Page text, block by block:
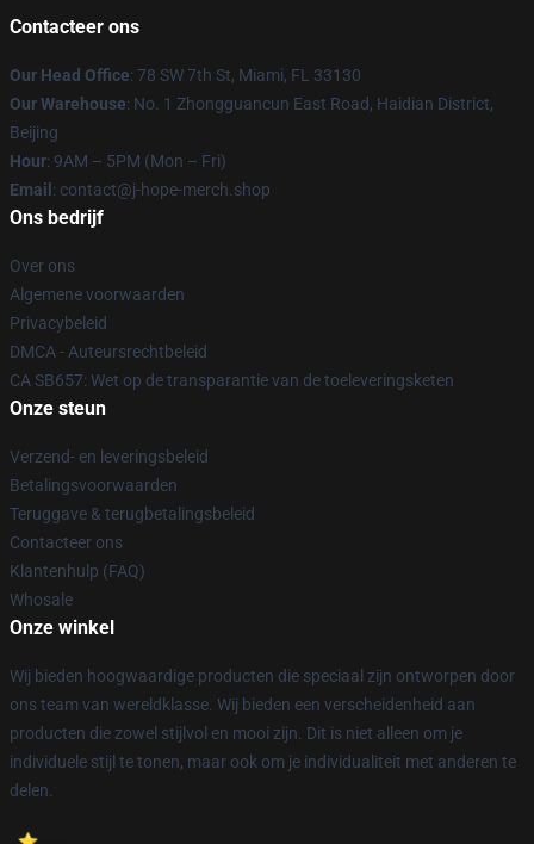
Contacteer ons
Our Head Office: 78 SW 7th St, Miami, FL 33130
Our Warehouse: No. 1 Zhongguancun East Road, Haidian District,
Beijing
Hour: 9AM – 5PM (Mon – Fri)
Email : contact@j-hope-merch.shop
Ons bedrijf
Over ons
Algemene voorwaarden
Privacybeleid
DMCA - Auteursrechtbeleid
CA SB657: Wet op de transparantie van de toeleveringsketen
Onze steun
Verzend- en leveringsbeleid
Betalingsvoorwaarden
Teruggave & terugbetalingsbeleid
Contacteer ons
Klantenhulp (FAQ)
Whosale
Onze winkel
Wij bieden hoogwaardige producten die speciaal zijn ontworpen door
ons team van wereldklasse. Wij bieden een verscheidenheid aan
producten die zowel stijlvol en mooi zijn. Dit is niet alleen om je
individuele stijl te tonen, maar ook om je individualiteit met anderen te
delen.